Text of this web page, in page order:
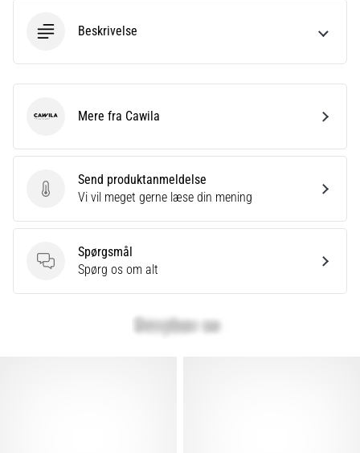
Beskrivelse
Send produktanmeldelse
Send produktanmeldelse
Vi vil meget gerne læse din mening
Spørgsmål
Spørgsmål
Spørg os om alt
Cawila Mere fra Cawila